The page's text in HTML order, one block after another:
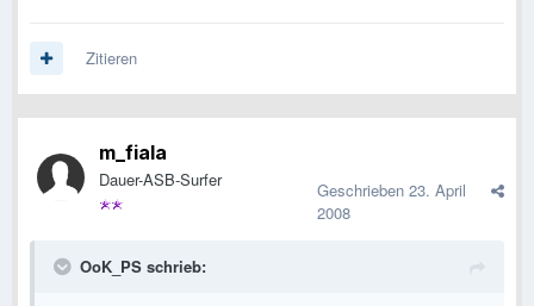
Zitieren
m_fiala
Dauer-ASB-Surfer Geschrieben 23. April
2008
OoK_PS schrieb: